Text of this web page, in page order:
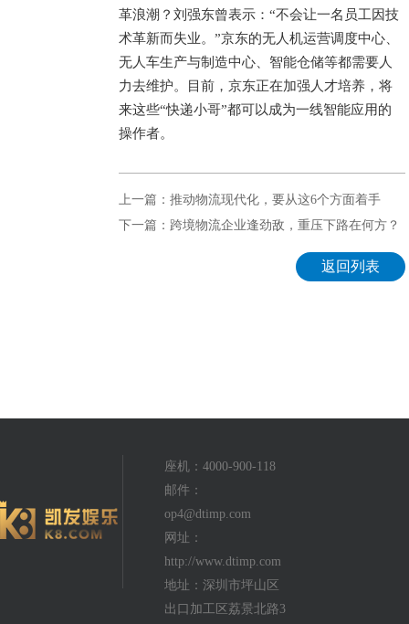
革浪潮？刘强东曾表示：“不会让一名员工因技
术革新而失业。”京东的无人机运营调度中心、
无人车生产与制造中心、智能仓储等都需要人
力去维护。目前，京东正在加强人才培养，将
来这些“快递小哥”都可以成为一线智能应用的
操作者。
上一篇：推动物流现代化，要从这6个方面着手
下一篇：跨境物流企业逢劲敌，重压下路在何方？
返回列表
座机：4000-900-118
邮件：
op4@dtimp.com
网址：
http://www.dtimp.com
地址：深圳市坪山区
出口加工区荔景北路3